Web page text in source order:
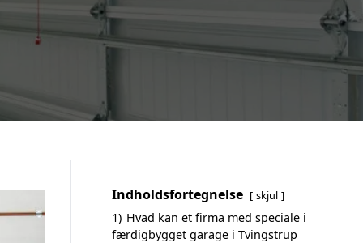
Indholdsfortegnelse skjul
1) Hvad kan et firma med speciale i
færdigbygget garage i Tvingstrup